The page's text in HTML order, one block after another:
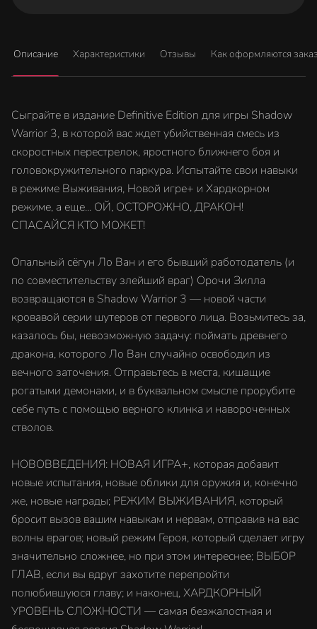
Описание Характеристики Отзывы Как оформляются
Сыграйте в издание Definitive Edition для игры Shadow
Warrior 3, в которой вас ждет убийственная смесь из
скоростных перестрелок, яростного ближнего боя и
головокружительного паркура. Испытайте свои навыки
в режиме Выживания, Новой игре+ и Хардкорном
режиме, а еще... ОЙ, ОСТОРОЖНО, ДРАКОН!
СПАСАЙСЯ КТО МОЖЕТ!
Опальный сёгун Ло Ван и его бывший работодатель (и
по совместительству злейший враг) Орочи Зилла
возвращаются в Shadow Warrior 3 — новой части
кровавой серии шутеров от первого лица. Возьмитесь за,
казалось бы, невозможную задачу: поймать древнего
дракона, которого Ло Ван случайно освободил из
вечного заточения. Отправьтесь в места, кишащие
рогатыми демонами, и в буквальном смысле прорубите
себе путь с помощью верного клинка и навороченных
стволов.
НОВОВВЕДЕНИЯ: НОВАЯ ИГРА+, которая добавит
новые испытания, новые облики для оружия и, конечно
же, новые награды; РЕЖИМ ВЫЖИВАНИЯ, который
бросит вызов вашим навыкам и нервам, отправив на вас
волны врагов; новый режим Героя, который сделает игру
значительно сложнее, но при этом интереснее; ВЫБОР
ГЛАВ, если вы вдруг захотите перепройти
полюбившуюся главу; и наконец, ХАРДКОРНЫЙ
УРОВЕНЬ СЛОЖНОСТИ — самая безжалостная и